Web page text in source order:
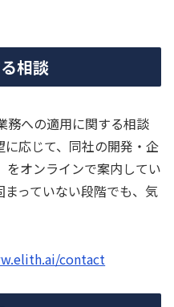
相談
務への適用に関する相談
応じて、同社の開発・企
オンラインで案内してい
っていない段階でも、気
contact